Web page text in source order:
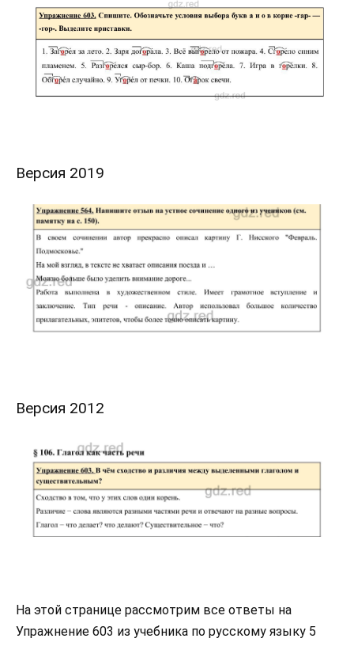
Версия 2019
Версия 2012
На этой странице рассмотрим все ответы на
Упражнение 603 из учебника по русскому языку 5